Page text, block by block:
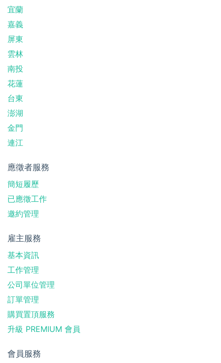
宜蘭
嘉義
屏東
雲林
南投
花蓮
台東
澎湖
金門
連江
應徵者服務
簡短履歷
已應徵工作
邀約管理
雇主服務
基本資訊
工作管理
公司單位管理
訂單管理
購買置頂服務
升級 PREMIUM 會員
會員服務